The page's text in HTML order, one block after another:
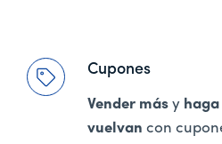
Cupones
Vender más y
vuelvan con